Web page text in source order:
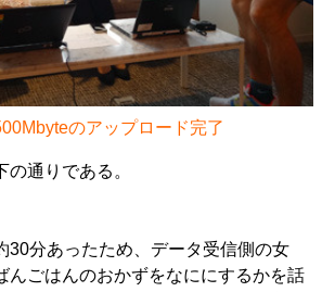
のアップロード完了
通りである。
30分あったため、データ受信側の女
んごはんのおかずをなににするかを話